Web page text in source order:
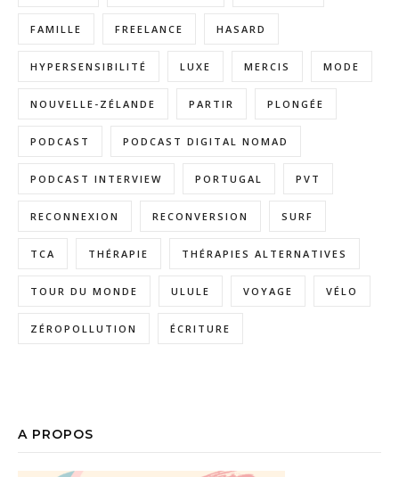
FAMILLE FREELANCE HASARD
HYPERSENSIBILITÉ LUXE MERCIS MODE
NOUVELLE-ZÉLANDE PARTIR PLONGÉE
PODCAST PODCAST DIGITAL NOMAD
PODCAST INTERVIEW PORTUGAL PVT
RECONNEXION RECONVERSION SURF
TCA THÉRAPIE THÉRAPIES ALTERNATIVES
TOUR DU MONDE ULULE VOYAGE VÉLO
ZÉROPOLLUTION ÉCRITURE
A PROPOS